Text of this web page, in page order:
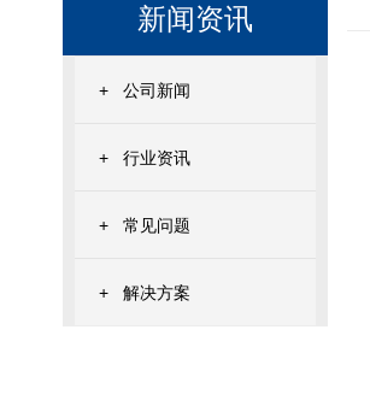
新闻资讯
+ 公司新闻
+ 行业资讯
+ 常见问题
+ 解决方案